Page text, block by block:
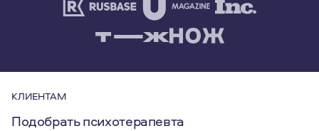
КЛИЕНТАМ
Подобрать психотерапевта